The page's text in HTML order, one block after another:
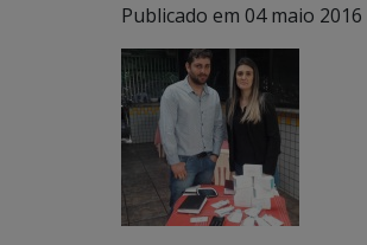
Publicado em 04 maio 2016